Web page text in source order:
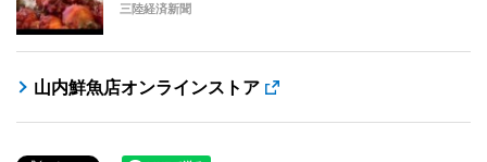
三陸経済新聞
山内鮮魚店オンラインストア